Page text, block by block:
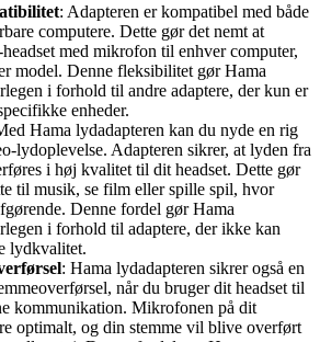
: Adapteren er kompatibel med både
computere. Dette gør det nemt at
med mikrofon til enhver computer,
model. Denne fleksibilitet gør Hama
i forhold til andre adaptere, der kun er
enheder.
Hama lydadapteren kan du nyde en rig
lydoplevelse. Adapteren sikrer, at lyden fra
i høj kvalitet til dit headset. Dette gør
til musik, se film eller spille spil, hvor
Denne fordel gør Hama
i forhold til adaptere, der ikke kan
lydkvalitet.
: Hama lydadapteren sikrer også en
når du bruger dit headset til
kommunikation. Mikrofonen på dit
optimalt, og din stemme vil blive overført